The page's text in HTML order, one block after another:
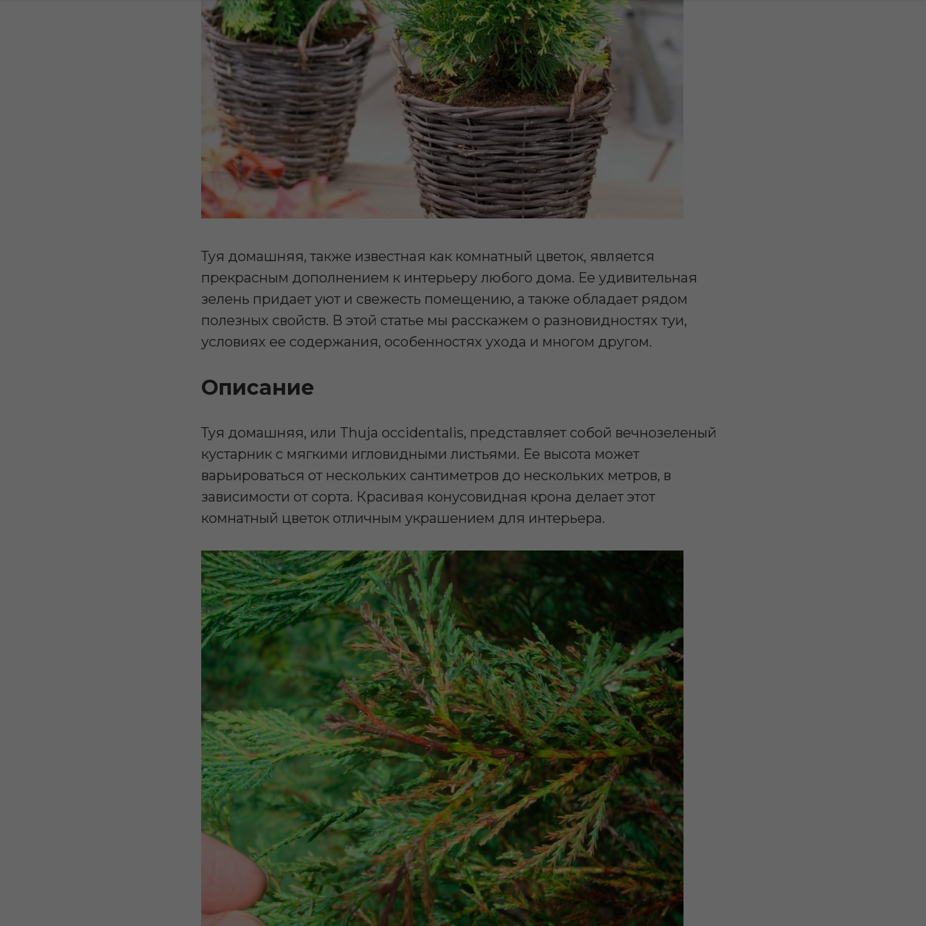
Туя домашняя, также известная как комнатный цветок, является
прекрасным дополнением к интерьеру любого дома. Ее удивительная
зелень придает уют и свежесть помещению, а также обладает рядом
полезных свойств. В этой статье мы расскажем о разновидностях туи,
условиях ее содержания, особенностях ухода и многом другом.
Описание
Туя домашняя, или Thuja occidentalis, представляет собой вечнозеленый
кустарник с мягкими игловидными листьями. Ее высота может
варьироваться от нескольких сантиметров до нескольких метров, в
зависимости от сорта. Красивая конусовидная крона делает этот
комнатный цветок отличным украшением для интерьера.